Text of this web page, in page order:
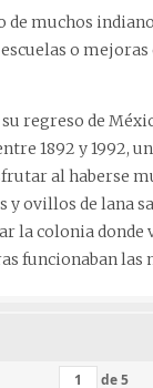
muchos
o
regreso de
1892 y 1992,
al haberse
y ovillos de lana
la colonia
funcionaban las
de5